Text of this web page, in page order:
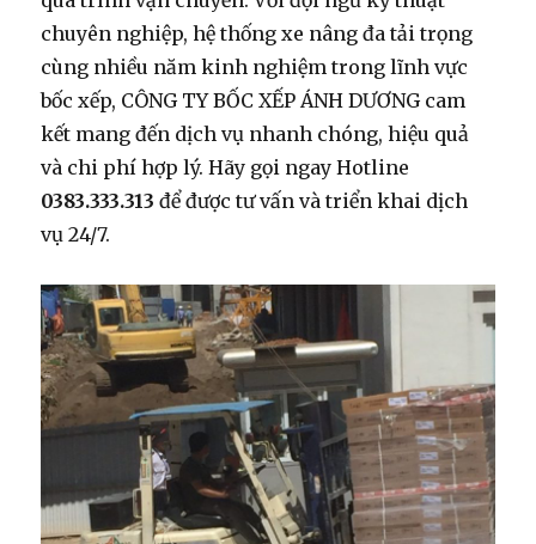
chuyên nghiệp, hệ thống xe nâng đa tải trọng
cùng nhiều năm kinh nghiệm trong lĩnh vực
bốc xếp, CÔNG TY BỐC XẾP ÁNH DƯƠNG cam
kết mang đến dịch vụ nhanh chóng, hiệu quả
và chi phí hợp lý. Hãy gọi ngay Hotline
0383.333.313 để được tư vấn và triển khai dịch
vụ 24/7.